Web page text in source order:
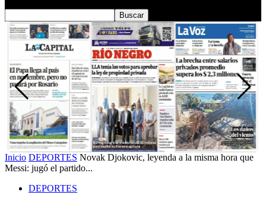
Inicio DEPORTES Novak Djokovic, leyenda a la misma hora que
Messi: jugó el partido...
DEPORTES